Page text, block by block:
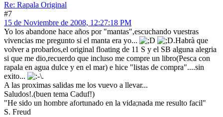
Re: Rapala Original
#7
15 de Noviembre de 2008, 12:27:18 PM
Yo los abandone hace años por "mantas",escuchando vuestras
vivencias me pregunto si el manta era yo...
.Habrà que
volver a probarlos,el original floating de 11 S y el SB alguna alegria
si que me dio,recuerdo que incluso me compre un libro(Pesca con
rapala en agua dulce y en el mar) e hice "listas de compra"....sin
exito...
.
A las proximas salidas me los vuevo a llevar...
Saludos!.(buen tema Caduf!)
"He sido un hombre afortunado en la vida;nada me resulto facil"
S. Freud